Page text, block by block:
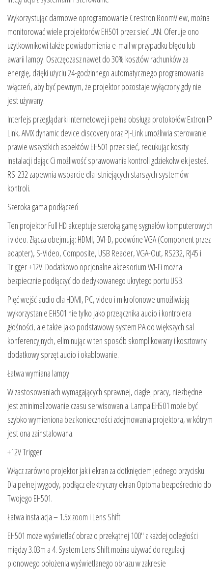
Wykorzystując darmowe oprogramowanie Crestron RoomView, można
monitorować wiele projektorów EH501 przez sieć LAN. Oferuje ono
użytkownikowi także powiadomienia e-mail w przypadku błędu lub
awarii lampy. Oszczędzasz nawet do 30% kosztów rachunków za
energię, dzięki użyciu 24-godzinnego automatycznego programowania
włączeń, aby być pewnym, że projektor pozostaje wyłączony gdy nie
jest używany.
Interfejs przeglądarki internetowej i pełna obsługa protokołów Extron IP
Link, AMX dynamic device discovery oraz PJ-Link umożliwia sterowanie
prawie wszystkich aspektów EH501 przez sieć, redukując koszty
instalacji dając Ci możliwość sprawowania kontroli gdziekolwiek jesteś.
RS-232 zapewnia wsparcie dla istniejących starszych systemów
kontroli.
Szeroka gama podłączeń
Ten projektor Full HD akceptuje szeroką gamę sygnałów komputerowych
i video. Złącza obejmują: HDMI, DVI-D, podwóne VGA (Component przez
adapter), S-Video, Composite, USB Reader, VGA-Out, RS232, RJ45 i
Trigger +12V. Dodatkowo opcjonalne akcesorium WI-Fi można
bezpiecznie podłączyć do dedykowanego ukrytego portu USB.
Pięć wejść audio dla HDMI, PC, video i mikrofonowe umożliwiają
wykorzystanie EH501 nie tylko jako przeącznika audio i kontrolera
głośności, ale także jako podstawowy system PA do większych sal
konferencyjnych, eliminując w ten sposób skomplikowany i kosztowny
dodatkowy sprzęt audio i okablowanie.
Łatwa wymiana lampy
W zastosowaniach wymagających sprawnej, ciagłej pracy, niezbędne
jest zminimalizowanie czasu serwisowania. Lampa EH501 może być
szybko wymieniona bez konieczności zdejmowania projektora, w kótrym
jest ona zainstalowana.
+12V Trigger
Włącz zarówno projektor jak i ekran za dotknięciem jednego przycisku.
Dla pełnej wygody, podłącz elektryczny ekran Optoma bezpośrednio do
Twojego EH501.
Łatwa instalacja – 1.5x zoom i Lens Shift
EH501 może wyświetlać obraz o przekątnej 100″ z każdej odległości
między 3.03m a 4. System Lens Shift można używać do regulacji
pionowego położenia wyświetlanego obrazu w zakresie